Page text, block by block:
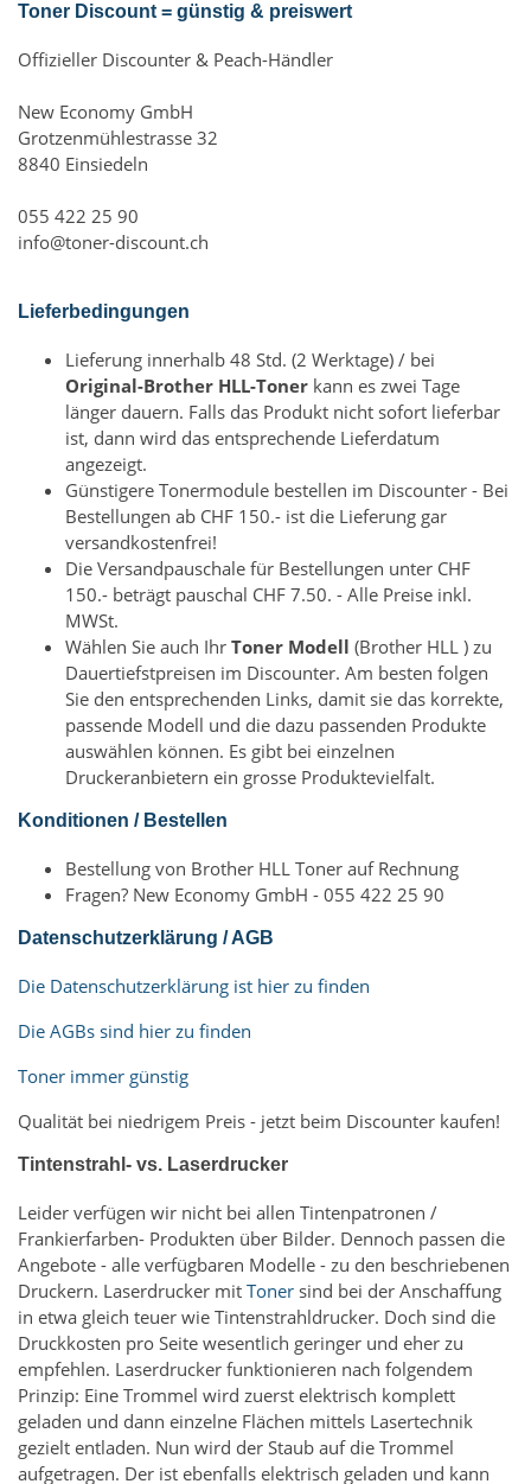
Toner Discount = günstig & preiswert
Offizieller Discounter & Peach-Händler
New Economy GmbH
Grotzenmühlestrasse 32
8840 Einsiedeln
055 422 25 90
info@toner-discount.ch
Lieferbedingungen
Lieferung innerhalb 48 Std. (2 Werktage) / bei
Original-Brother HLL-Toner kann es zwei Tage
länger dauern. Falls das Produkt nicht sofort lieferbar
ist, dann wird das entsprechende Lieferdatum
angezeigt.
Günstigere Tonermodule bestellen im Discounter - Bei
Bestellungen ab CHF 150.- ist die Lieferung gar
versandkostenfrei!
Die Versandpauschale für Bestellungen unter CHF
150.- beträgt pauschal CHF 7.50. - Alle Preise inkl.
MWSt.
Wählen Sie auch Ihr Toner Modell (Brother HLL ) zu
Dauertiefstpreisen im Discounter. Am besten folgen
Sie den entsprechenden Links, damit sie das korrekte,
passende Modell und die dazu passenden Produkte
auswählen können. Es gibt bei einzelnen
Druckeranbietern ein grosse Produktevielfalt.
Konditionen / Bestellen
Bestellung von Brother HLL Toner auf Rechnung
Fragen? New Economy GmbH - 055 422 25 90
Datenschutzerklärung / AGB
Die Datenschutzerklärung ist hier zu finden
Die AGBs sind hier zu finden
Toner immer günstig
Qualität bei niedrigem Preis - jetzt beim Discounter kaufen!
Tintenstrahl- vs. Laserdrucker
Leider verfügen wir nicht bei allen Tintenpatronen /
Frankierfarben- Produkten über Bilder. Dennoch passen die
Angebote - alle verfügbaren Modelle - zu den beschriebenen
Druckern. Laserdrucker mit Toner sind bei der Anschaffung
in etwa gleich teuer wie Tintenstrahldrucker. Doch sind die
Druckkosten pro Seite wesentlich geringer und eher zu
empfehlen. Laserdrucker funktionieren nach folgendem
Prinzip: Eine Trommel wird zuerst elektrisch komplett
geladen und dann einzelne Flächen mittels Lasertechnik
gezielt entladen. Nun wird der Staub auf die Trommel
aufgetragen. Der ist ebenfalls elektrisch geladen und kann